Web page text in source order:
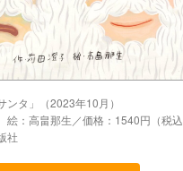
ンタ」（2023年10月）
絵：高畠那生／価格：1540円（税込
社